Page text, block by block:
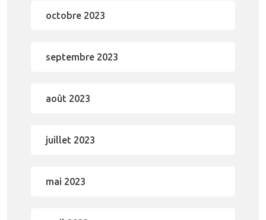
octobre 2023
septembre 2023
août 2023
juillet 2023
mai 2023